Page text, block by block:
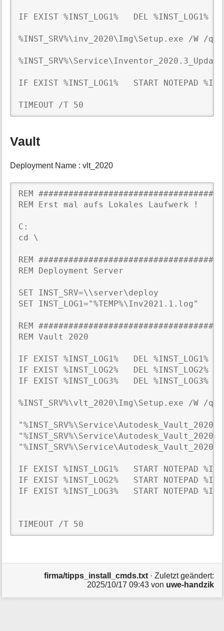
IF EXIST %INST_LOG1%   DEL %INST_LOG1%
%INST_SRV%\inv_2020\Img\Setup.exe /W
IF EXIST %INST_LOG1%   START NOTEPAD
TIMEOUT /T 50
Vault
Deployment Name : vlt_2020
REM
REM Erst mal aufs Lokales Laufwerk !
C:
cd \
REM
REM Deployment Server
SET INST_SRV=\\server\deploy
SET INST_LOG1="%TEMP%\Inv2021.1.log"
REM
REM Vault 2020
IF EXIST %INST_LOG1%   DEL %INST_LOG1%
IF EXIST %INST_LOG2%   DEL %INST_LOG2%
IF EXIST %INST_LOG3%   DEL %INST_LOG3%
%INST_SRV%\vlt_2020\Img\Setup.exe /W /
IF EXIST %INST_LOG1%   START NOTEPAD
IF EXIST %INST_LOG2%   START NOTEPAD
IF EXIST %INST_LOG3%   START NOTEPAD
TIMEOUT /T 50
firma/tipps_install_cmds.txt· Zuletzt geändert:
2025/10/17 09:43von uwe-handzik